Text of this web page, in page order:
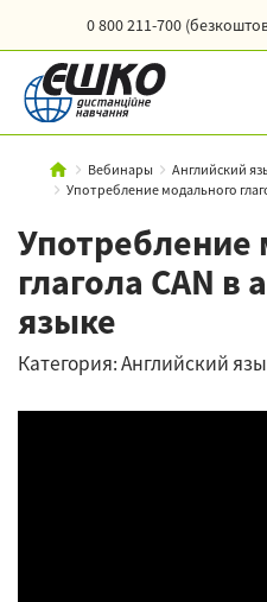
0 800 211-700
Вебинары
Английский
Употребление модального
Употребление
глагола CAN в
языке
Категория: Английский